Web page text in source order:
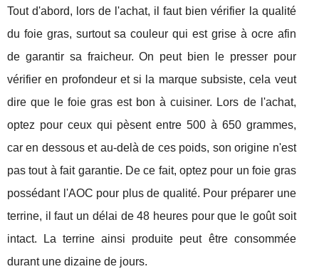
Tout d'abord, lors de l'achat, il faut bien vérifier la qualité
du foie gras, surtout sa couleur qui est grise à ocre afin
de garantir sa fraicheur. On peut bien le presser pour
vérifier en profondeur et si la marque subsiste, cela veut
dire que le foie gras est bon à cuisiner. Lors de l'achat,
optez pour ceux qui pèsent entre 500 à 650 grammes,
car en dessous et au-delà de ces poids, son origine n'est
pas tout à fait garantie. De ce fait, optez pour un foie gras
possédant l'AOC pour plus de qualité. Pour préparer une
terrine, il faut un délai de 48 heures pour que le goût soit
intact. La terrine ainsi produite peut être consommée
durant une dizaine de jours.